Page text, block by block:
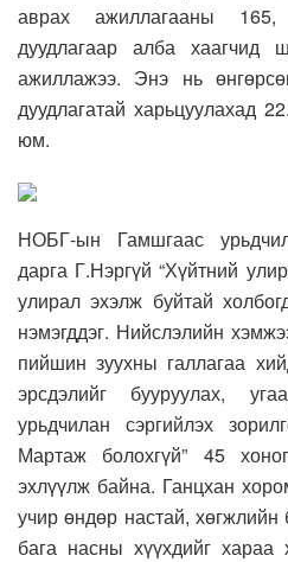
аврах ажиллагааны
дуудлагаар алба хаагчид
ажиллажээ. Энэ нь
дуудлагатай харьцуулахад
юм.
НОБГ-ын Гамшгаас
дарга Г.Нэргүй “Хүйтний
улирал эхэлж буйтай
нэмэгддэг. Нийслэлийн
пийшин зуухны галлагаа
эрсдэлийг бууруулах,
урьдчилан сэргийлэх
Мартаж болохгүй” 45
эхлүүлж байна. Ганцхан
учир өндөр настай,
бага насны хүүхдийг хараа